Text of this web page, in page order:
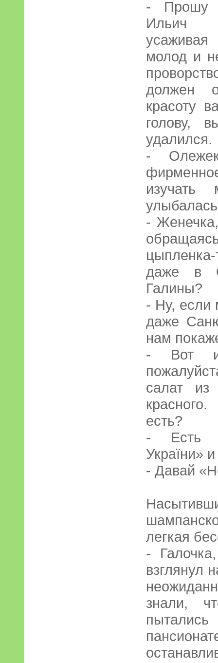
- Прошу
Ильич
молод и
должен
красоту
голову,
удалился.
-
-
даже в
Галины?
- Ну, если
даже
нам
- Вот и
салат
есть?
- Есть
України»
- Давай
легкая
-
взглянул
знали,